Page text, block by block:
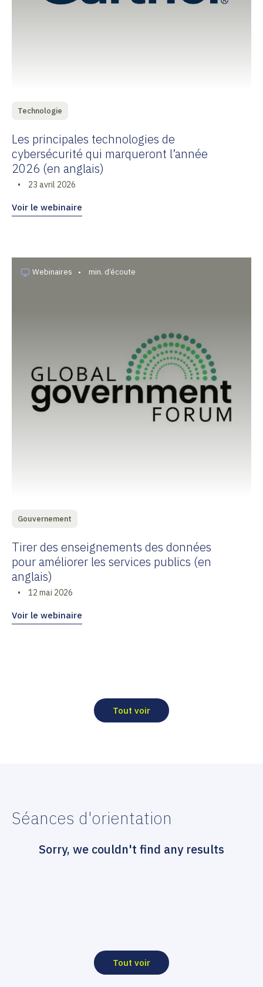
Technologie
Les principales technologies de
cybersécurité qui marqueront l’année
2026 (en anglais)
• 23 avril 2026
Voir le webinaire
Webinaires • min. d’écoute
Gouvernement
Tirer des enseignements des données
pour améliorer les services publics (en
anglais)
• 12 mai 2026
Voir le webinaire
Tout voir
Séances d'orientation
Sorry, we couldn't find any results
Tout voir